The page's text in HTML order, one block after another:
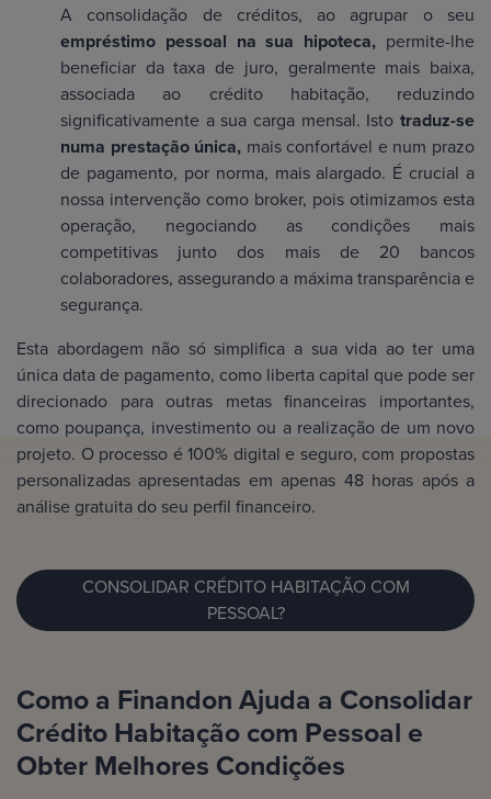
A consolidação de créditos, ao agrupar o seu
empréstimo pessoal na sua hipoteca, permite-lhe
beneficiar da taxa de juro, geralmente mais baixa,
associada ao crédito habitação, reduzindo
significativamente a sua carga mensal. Isto traduz-se
numa prestação única, mais confortável e num prazo
de pagamento, por norma, mais alargado. É crucial a
nossa intervenção como broker, pois otimizamos esta
operação, negociando as condições mais
competitivas junto dos mais de 20 bancos
colaboradores, assegurando a máxima transparência e
segurança.
Esta abordagem não só simplifica a sua vida ao ter uma
única data de pagamento, como liberta capital que pode ser
direcionado para outras metas financeiras importantes,
como poupança, investimento ou a realização de um novo
projeto. O processo é 100% digital e seguro, com propostas
personalizadas apresentadas em apenas 48 horas após a
análise gratuita do seu perfil financeiro.
CONSOLIDAR CRÉDITO HABITAÇÃO COM
PESSOAL?
Como a Finandon Ajuda a Consolidar
Crédito Habitação com Pessoal e
Obter Melhores Condições